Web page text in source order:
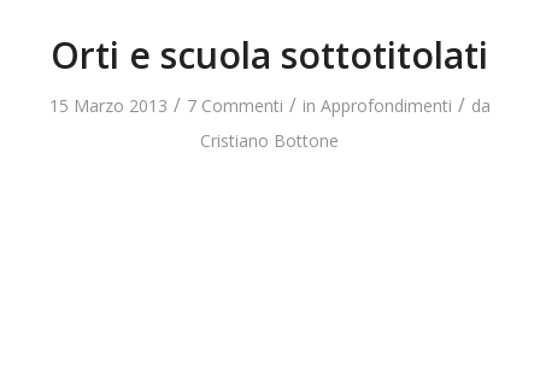
Orti e scuola sottotitolati
15 Marzo 2013 / 7 Commenti / in Approfondimenti / da
Cristiano Bottone